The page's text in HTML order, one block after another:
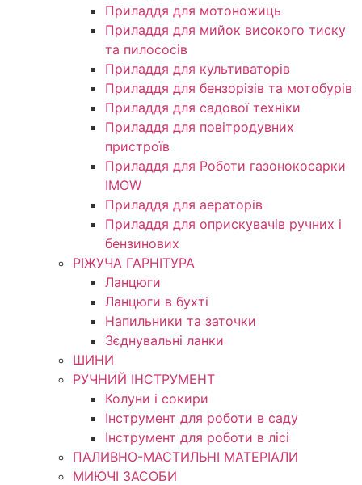
Приладдя для мотоножиць
Приладдя для мийок високого тиску
та пилососів
Приладдя для культиваторів
Приладдя для бензорізів та мотобурів
Приладдя для садової техніки
Приладдя для повітродувних
пристроїв
Приладдя для Роботи газонокосарки
IMOW
Приладдя для аераторів
Приладдя для оприскувачів ручних і
бензинових
РІЖУЧА ГАРНІТУРА
Ланцюги
Ланцюги в бухті
Напильники та заточки
Зєднувальні ланки
ШИНИ
РУЧНИЙ ІНСТРУМЕНТ
Колуни і сокири
Інструмент для роботи в саду
Інструмент для роботи в лісі
ПАЛИВНО-МАСТИЛЬНІ МАТЕРІАЛИ
МИЮЧІ ЗАСОБИ